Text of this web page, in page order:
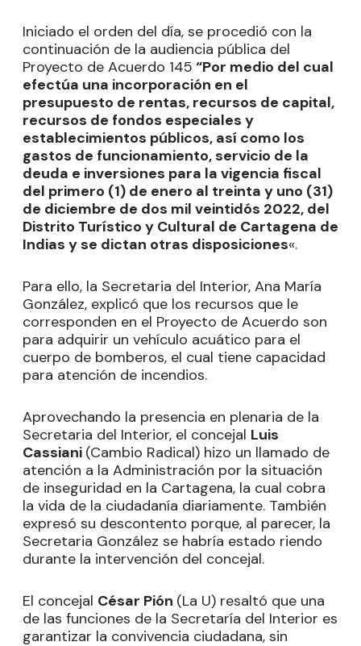
Iniciado el orden del día, se procedió con la
continuación de la audiencia pública del
Proyecto de Acuerdo 145 “Por medio del cual
efectúa una incorporación en el
presupuesto de rentas, recursos de capital,
recursos de fondos especiales y
establecimientos públicos, así como los
gastos de funcionamiento, servicio de la
deuda e inversiones para la vigencia fiscal
del primero (1) de enero al treinta y uno (31)
de diciembre de dos mil veintidós 2022, del
Distrito Turístico y Cultural de Cartagena de
Indias y se dictan otras disposiciones«.
Para ello, la Secretaria del Interior, Ana María
González, explicó que los recursos que le
corresponden en el Proyecto de Acuerdo son
para adquirir un vehículo acuático para el
cuerpo de bomberos, el cual tiene capacidad
para atención de incendios.
Aprovechando la presencia en plenaria de la
Secretaria del Interior, el concejal Luis
Cassiani (Cambio Radical) hizo un llamado de
atención a la Administración por la situación
de inseguridad en la Cartagena, la cual cobra
la vida de la ciudadanía diariamente. También
expresó su descontento porque, al parecer, la
Secretaria González se habría estado riendo
durante la intervención del concejal.
El concejal César Pión (La U) resaltó que una
de las funciones de la Secretaría del Interior es
garantizar la convivencia ciudadana, sin